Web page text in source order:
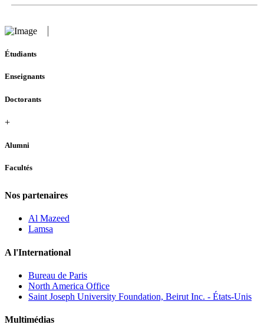
Étudiants
Enseignants
Doctorants
+
Alumni
Facultés
Nos partenaires
Al Mazeed
Lamsa
A l'International
Bureau de Paris
North America Office
Saint Joseph University Foundation, Beirut Inc. - États-Unis
Multimédias